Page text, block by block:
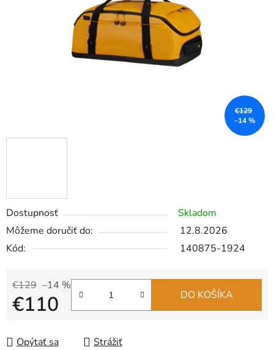
Dostupnosť
Skladom
Môžeme doručiť do:
12.8.2026
Kód:
140875-1924
€129 –14 %
€110 DO KOŠÍKA
Opýtať sa Strážiť
€129
–14 %